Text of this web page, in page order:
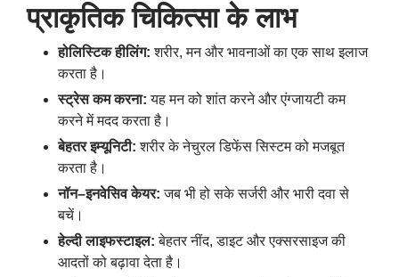
प्राकृतिक चिकित्सा के लाभ
होलिस्टिक हीलिंग:शरीर, मन और भावनाओं का एक साथ इलाज
करता है।
स्ट्रेस कम करना:यह मन को शांत करने और एंग्जायटी कम
करने में मदद करता है।
बेहतर इम्यूनिटी:शरीर के नेचुरल डिफेंस सिस्टम को मजबूत
करता है।
नॉन–इनवेसिव केयर:जब भी हो सके सर्जरी और भारी दवा से
बचें।
हेल्दी लाइफस्टाइल:बेहतर नींद, डाइट और एक्सरसाइज की
आदतों को बढ़ावा देता है।